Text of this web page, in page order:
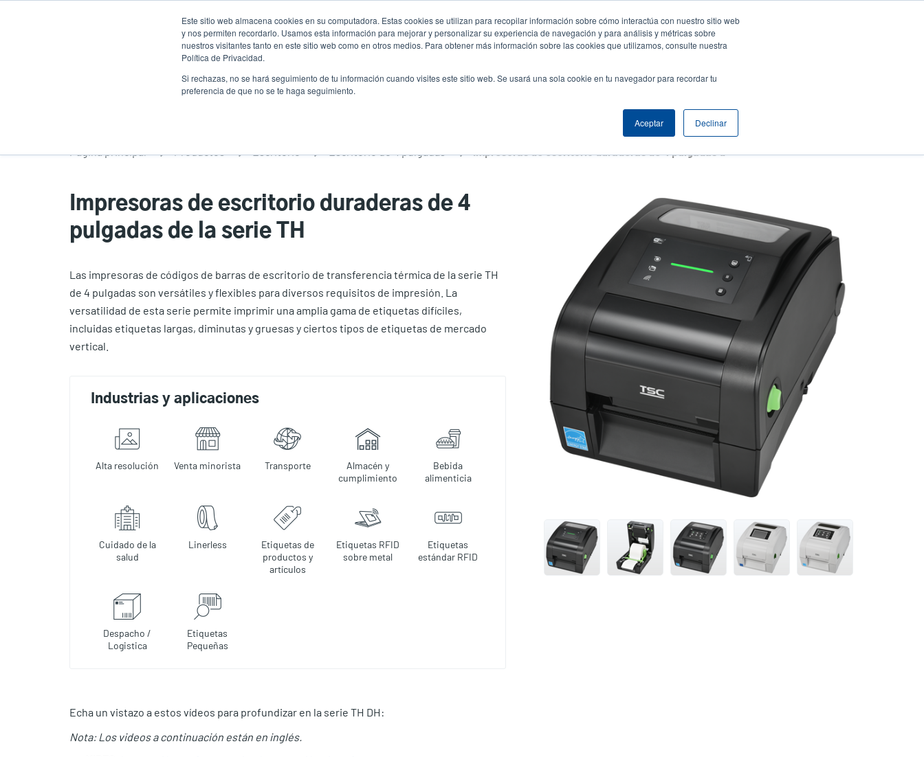
Este sitio web almacena cookies en su computadora. Estas cookies se utilizan para recopilar información sobre cómo interactúa con nuestro sitio web
y nos permiten recordarlo. Usamos esta información para mejorar y personalizar su experiencia de navegación y para análisis y métricas sobre
nuestros visitantes tanto en este sitio web como en otros medios. Para obtener más información sobre las cookies que utilizamos, consulte nuestra
Política de Privacidad.
Si rechazas, no se hará seguimiento de tu información cuando visites este sitio web. Se usará una sola cookie en tu navegador para recordar tu
preferencia de que no se te haga seguimiento.
Aceptar Declinar
User
Noticias Empresa
User
Iniciar sesión / Registrarse
Header
Página principal Productos Escritorio Escritorio de 4 pulgadas Impresoras de escritorio duraderas de 4 pulgadas de la serie TH
Impresoras de escritorio duraderas de 4
pulgadas de la serie TH
Las impresoras de códigos de barras de escritorio de transferencia térmica de la serie TH
de 4 pulgadas son versátiles y flexibles para diversos requisitos de impresión. La
versatilidad de esta serie permite imprimir una amplia gama de etiquetas difíciles,
incluidas etiquetas largas, diminutas y gruesas y ciertos tipos de etiquetas de mercado
vertical.
Industrias y aplicaciones
Alta resolución Venta minorista Transporte
Almacén y
cumplimiento
Bebida
alimenticia
Cuidado de la
salud
Linerless
Etiquetas de
productos y
artículos
Etiquetas RFID
sobre metal
Etiquetas
estándar RFID
Despacho /
Logistica
Etiquetas
Pequeñas
Echa un vistazo a estos vídeos para profundizar en la serie TH DH:
Nota: Los videos a continuación están en inglés.